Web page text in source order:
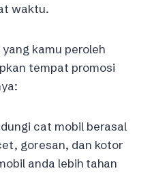
waktu.
kamu peroleh
tempat promosi
cat mobil berasal
goresan, dan kotor
anda lebih tahan